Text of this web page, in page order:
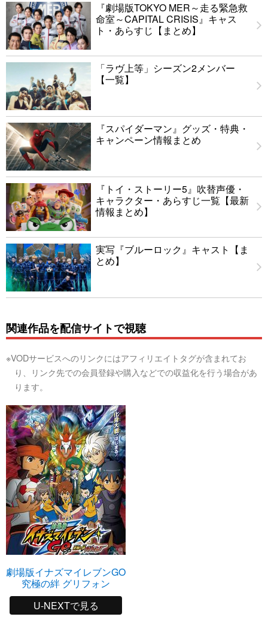
『劇場版TOKYO MER～走る緊急救
命室～CAPITAL CRISIS』キャス
ト・あらすじ【まとめ】
「ラヴ上等」シーズン2メンバー
【一覧】
『スパイダーマン』グッズ・特典・
キャンペーン情報まとめ
『トイ・ストーリー5』吹替声優・
キャラクター・あらすじ一覧【最新
情報まとめ】
実写『ブルーロック』キャスト【ま
とめ】
関連作品を配信サイトで視聴
※VODサービスへのリンクにはアフィリエイトタグが含まれてお
り、リンク先での会員登録や購入などでの収益化を行う場合があ
ります。
劇場版イナズマイレブンGO
究極の絆 グリフォン
U-NEXTで見る